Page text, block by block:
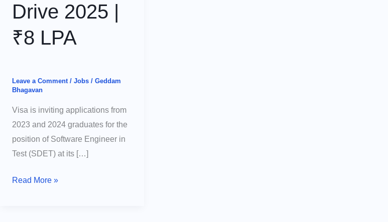
Drive 2025 |
₹8 LPA
Leave a Comment / Jobs / Geddam
Bhagavan
Visa is inviting applications from
2023 and 2024 graduates for the
position of Software Engineer in
Test (SDET) at its […]
Apply
Read More »